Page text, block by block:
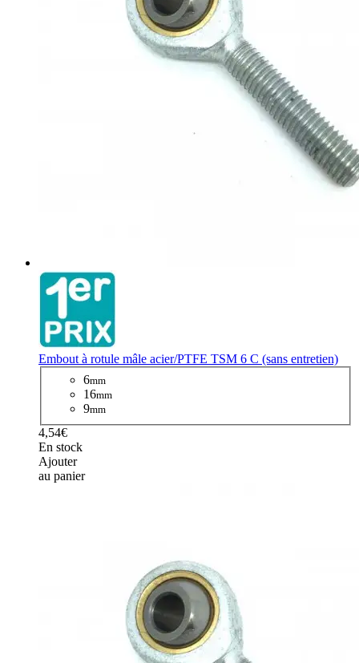
Embout à rotule mâle acier/PTFE TSM 6 C (sans entretien)
6mm
16mm
9mm
4,54€
En stock
Ajouter
au panier